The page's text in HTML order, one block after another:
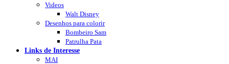
Videos
Walt Disney
Desenhos para colorir
Bombeiro Sam
Patrulha Pata
Links de Interesse
MAI